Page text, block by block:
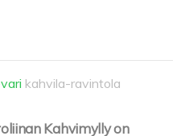
kahvila-ravintola
Kahvimylly on